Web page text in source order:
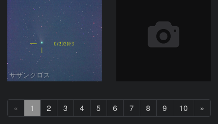
サザンクロス
« 1 2 3 4 5 6 7 8 9 10 »
へ